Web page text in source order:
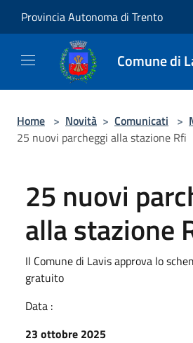
Provincia Autonoma di Trento
Comune di
Home > Novità > Comunicati >
25 nuovi parcheggi alla stazione Rfi
25 nuovi
alla stazione
Il Comune di Lavis approva lo
gratuito
Data :
23 ottobre 2025